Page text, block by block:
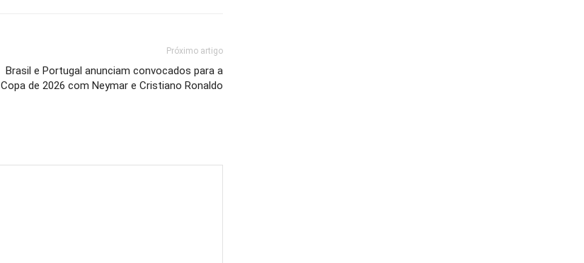
Próximo artigo
Brasil e Portugal anunciam convocados para a
Copa de 2026 com Neymar e Cristiano Ronaldo